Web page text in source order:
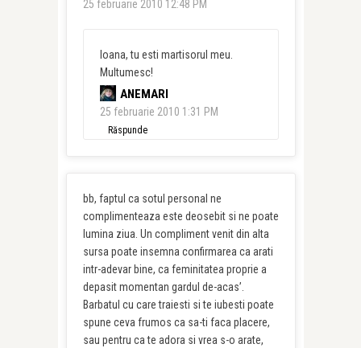
25 februarie 2010 12:48 PM
Ioana, tu esti martisorul meu.
Multumesc!
ANEMARI
25 februarie 2010 1:31 PM
Răspunde
bb, faptul ca sotul personal ne
complimenteaza este deosebit si ne poate
lumina ziua. Un compliment venit din alta
sursa poate insemna confirmarea ca arati
intr-adevar bine, ca feminitatea proprie a
depasit momentan gardul de-acas’.
Barbatul cu care traiesti si te iubesti poate
spune ceva frumos ca sa-ti faca placere,
sau pentru ca te adora si vrea s-o arate,